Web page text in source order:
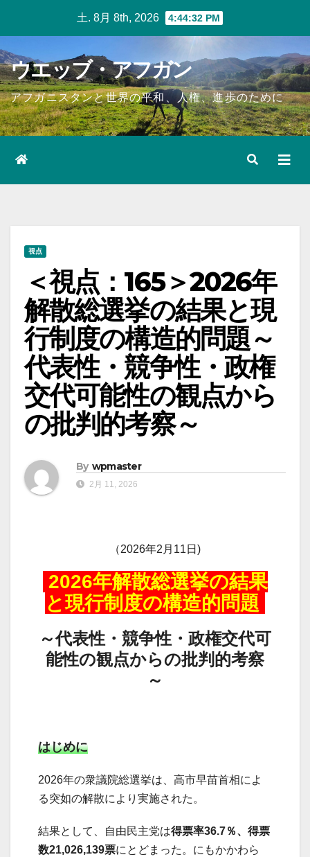
content
土. 8月 8th, 2026 4:44:33 PM
ウエッブ・アフガン
アフガニスタンと世界の平和、人権、進歩のために
視点
＜視点：165＞2026年
解散総選挙の結果と現
行制度の構造的問題～
代表性・競争性・政権
交代可能性の観点から
の批判的考察～
By wpmaster
2月 11, 2026
（2026年2月11日)
2026年解散総選挙の結果
と現行制度の構造的問題
～代表性・競争性・政権交代可
能性の観点からの批判的考察
～
はじめに
2026年の衆議院総選挙は、高市早苗首相によ
る突如の解散により実施された。
結果として、自由民主党は得票率36.7％、得票
数21,026,139票にとどまった。にもかかわら